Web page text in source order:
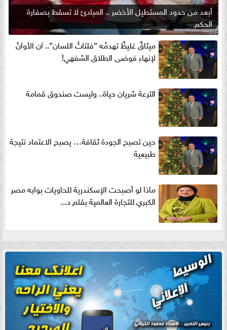
أبعد من حدود المستطيل الأخضر .. المبادئ لا تسقط بصفارة
الحكم
ميثاقٌ غليظٌ تهدمُه ”فلتاتُ اللسان”.. آن الأوانُ
لإنهاءِ فوضى الطلاق الشفهي!
الترعة شريان حياة.. وليست صندوق قمامة
حين تصبح الجودة ثقافة… يصبح الاعتماد نتيجة
طبيعية
ماذا لو أصبحت الإسكندرية للحاويات بوابه مصر
الكبري للتجارة العالمية بقلم د...